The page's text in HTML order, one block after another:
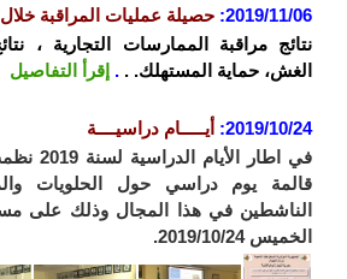
2019/11/06
: حصيلة عمليات المراقبة خلال
نتائج مراقبة الممارسات التجارية ،
الغش، حماية المستهلك. . . إقرأ التفاصيل
2019/10/24
: أيـــــام دراسيــــة
في اطار
قالمة يوم دراسي حول الحلويات
الناشطين في هذا المجال وذلك على
الخميس 2019/10/24.